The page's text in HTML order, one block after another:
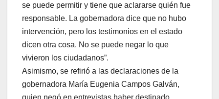
se puede permitir y tiene que aclararse quién fue
responsable. La gobernadora dice que no hubo
intervención, pero los testimonios en el estado
dicen otra cosa. No se puede negar lo que
vivieron los ciudadanos”.
Asimismo, se refirió a las declaraciones de la
gobernadora María Eugenia Campos Galván,
quien negó en entrevistas haber destinado